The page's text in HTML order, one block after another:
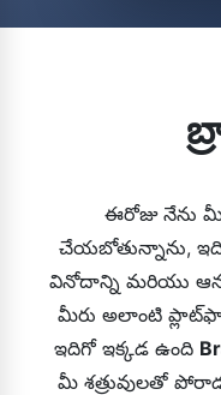
ఈరోజు నేను
చేయబోతున్నాను,
వినోదాన్ని మరియు
మీరు అలాంటి
ఇదిగో ఇక్కడ ఉంది
మీ శత్రువులతో